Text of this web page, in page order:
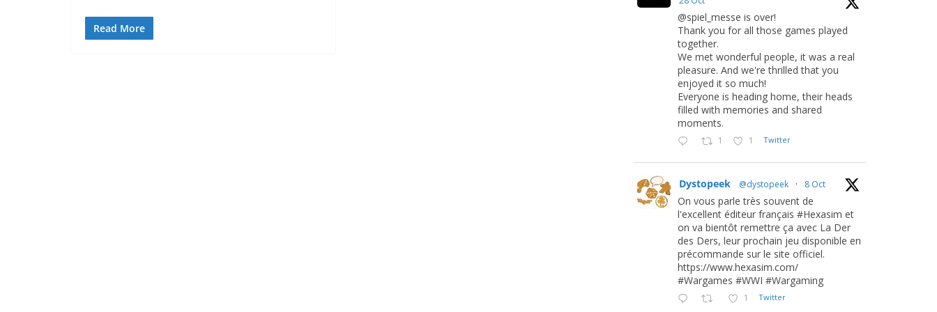
Read More
@spiel_messe is over!
Thank you for all those games played
together.
We met wonderful people, it was a real
pleasure. And we're thrilled that you
enjoyed it so much!
Everyone is heading home, their heads
filled with memories and shared
moments.
1 1 Twitter
Dystopeek @dystopeek · 8 Oct
On vous parle très souvent de
l'excellent éditeur français #Hexasim et
on va bientôt remettre ça avec La Der
des Ders, leur prochain jeu disponible en
précommande sur le site officiel.
https://www.hexasim.com/
#Wargames #WWI #Wargaming
1 Twitter